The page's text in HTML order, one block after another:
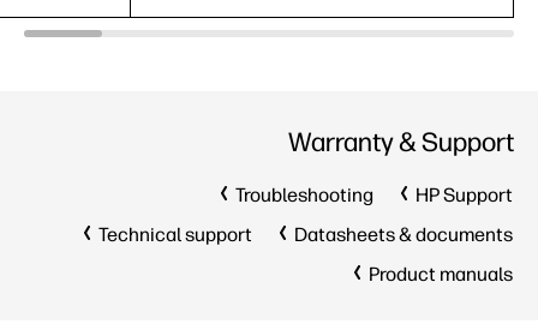
Warranty & Support
HP Support
Troubleshooting
Datasheets & documents
Technical support
Product manuals